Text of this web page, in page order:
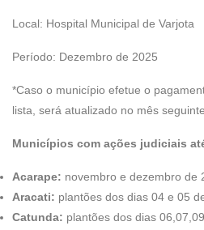
Local: Hospital Municipal de Varjota
Período: Dezembro de 2025
*Caso o município efetue o
lista, será atualizado no mês seguinte.
Municípios com ações judiciais
Acarape: novembro e dezembro de
Aracati: plantões dos dias 04 e 05
Catunda: plantões dos dias